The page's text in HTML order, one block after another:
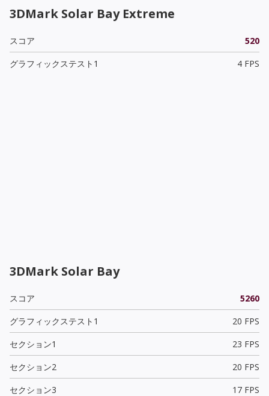
3DMark Solar Bay Extreme
スコア
520
グラフィックステスト1
4 FPS
3DMark Solar Bay
スコア
5260
グラフィックステスト1
20 FPS
セクション1
23 FPS
セクション2
20 FPS
セクション3
17 FPS